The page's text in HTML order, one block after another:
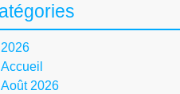
2026
Accueil
Août 2026